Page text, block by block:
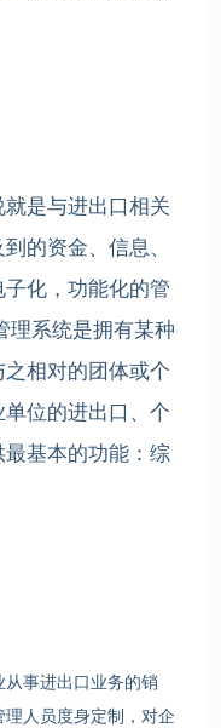
是与进出口相关
的资金、信息、
化，功能化的管
理系统是拥有某种
相对的团体或个
位的进出口、个
基本的功能：综
事进出口业务的销
人员度身定制，对企